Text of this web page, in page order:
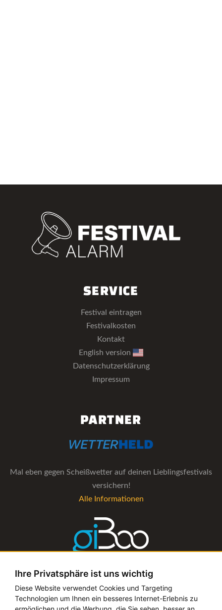
Ihre Privatsphäre ist uns wichtig
Diese Website verwendet Cookies und Targeting
Technologien um Ihnen ein besseres Internet-Erlebnis zu
SERVICE
Festival eintragen
Festivalkosten
Kontakt
English version
Datenschutzerklärung
Impressum
PARTNER
Mal eben gegen Scheißwetter auf deinen Lieblingsfestivals
versichern!
Alle Informationen
Die Verwaltungs-Software für alle Künstler- und
Bookingagenturen